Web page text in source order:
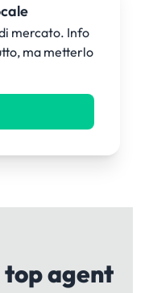
mercato. Info
ma metterlo
top agent